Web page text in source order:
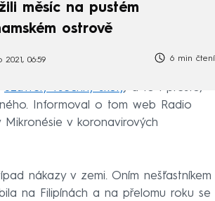
měsíc na pustém
ostrově
2021, 06:59 6 min čtení
uzavřely všechny školy, a to i přesto,
Informoval o tom web Radio
v koronavirových
nákazy v zemi. Oním nešťastníkem
na Filipínách a na přelomu roku se